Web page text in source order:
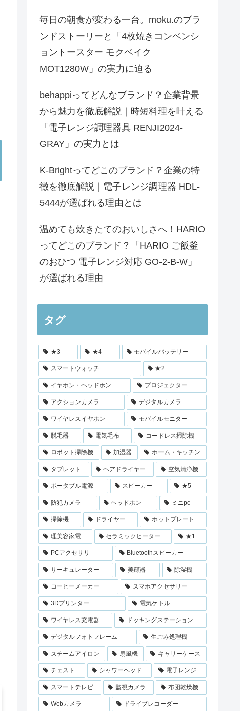
毎日の朝食が変わる一台。moku.のブラ
ンドストーリーと「4枚焼きコンベンシ
ョントースター モクベイク
MOT1280W」の実力に迫る
behappiってどんなブランド？企業背景
から魅力を徹底解説｜時短料理を叶える
「電子レンジ調理器具 RENJI2024-
GRAY」の実力とは
K-Brightってどこのブランド？企業の特
徴を徹底解説｜電子レンジ調理器 HDL-
5444が選ばれる理由とは
温めても炊きたてのおいしさへ！HARIO
ってどこのブランド？「HARIO ご飯釜
のおひつ 電子レンジ対応 GO-2-B-W」
が選ばれる理由
タグ
★3 ★4 モバイルバッテリー
スマートウォッチ ★2
イヤホン・ヘッドホン プロジェクター
アクションカメラ デジタルカメラ
ワイヤレスイヤホン モバイルモニター
脱毛器 電気毛布 コードレス掃除機
ロボット掃除機 加湿器 ホーム・キッチン
タブレット ヘアドライヤー 空気清浄機
ポータブル電源 スピーカー ★5
防犯カメラ ヘッドホン ミニpc
掃除機 ドライヤー ホットプレート
理美容家電 セラミックヒーター ★1
PCアクセサリ Bluetoothスピーカー
サーキュレーター 美顔器 除湿機
コーヒーメーカー スマホアクセサリー
3Dプリンター 電気ケトル
ワイヤレス充電器 ドッキングステーション
デジタルフォトフレーム 生ごみ処理機
スチームアイロン 扇風機 キャリーケース
チェスト シャワーヘッド 電子レンジ
スマートテレビ 監視カメラ 布団乾燥機
Webカメラ ドライブレコーダー